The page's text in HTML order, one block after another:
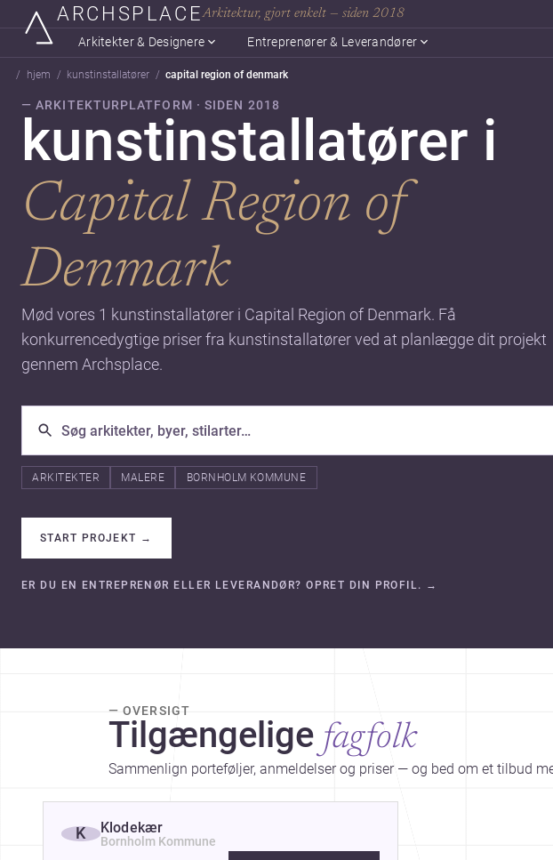
ARCHSPLACEArkitektur, gjort enkelt — siden 2018
Arkitekter & Designere Entreprenører & Leverandører
hjem kunstinstallatører capital region of denmark
— ARKITEKTURPLATFORM · SIDEN 2018
kunstinstallatører i
Capital Region of
Denmark
Mød vores 1 kunstinstallatører i Capital Region of Denmark. Få
konkurrencedygtige priser fra kunstinstallatører ved at planlægge dit projekt
gennem Archsplace.
ARKITEKTER MALERE BORNHOLM KOMMUNE
START PROJEKT →
ER DU EN ENTREPRENØR ELLER LEVERANDØR? OPRET DIN PROFIL. →
— OVERSIGT
Tilgængelige fagfolk
Sammenlign porteføljer, anmeldelser og priser — og bed om et tilbud
K Klodekær
Bornholm Kommune